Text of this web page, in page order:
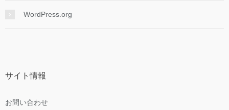
WordPress.org
サイト情報
お問い合わせ